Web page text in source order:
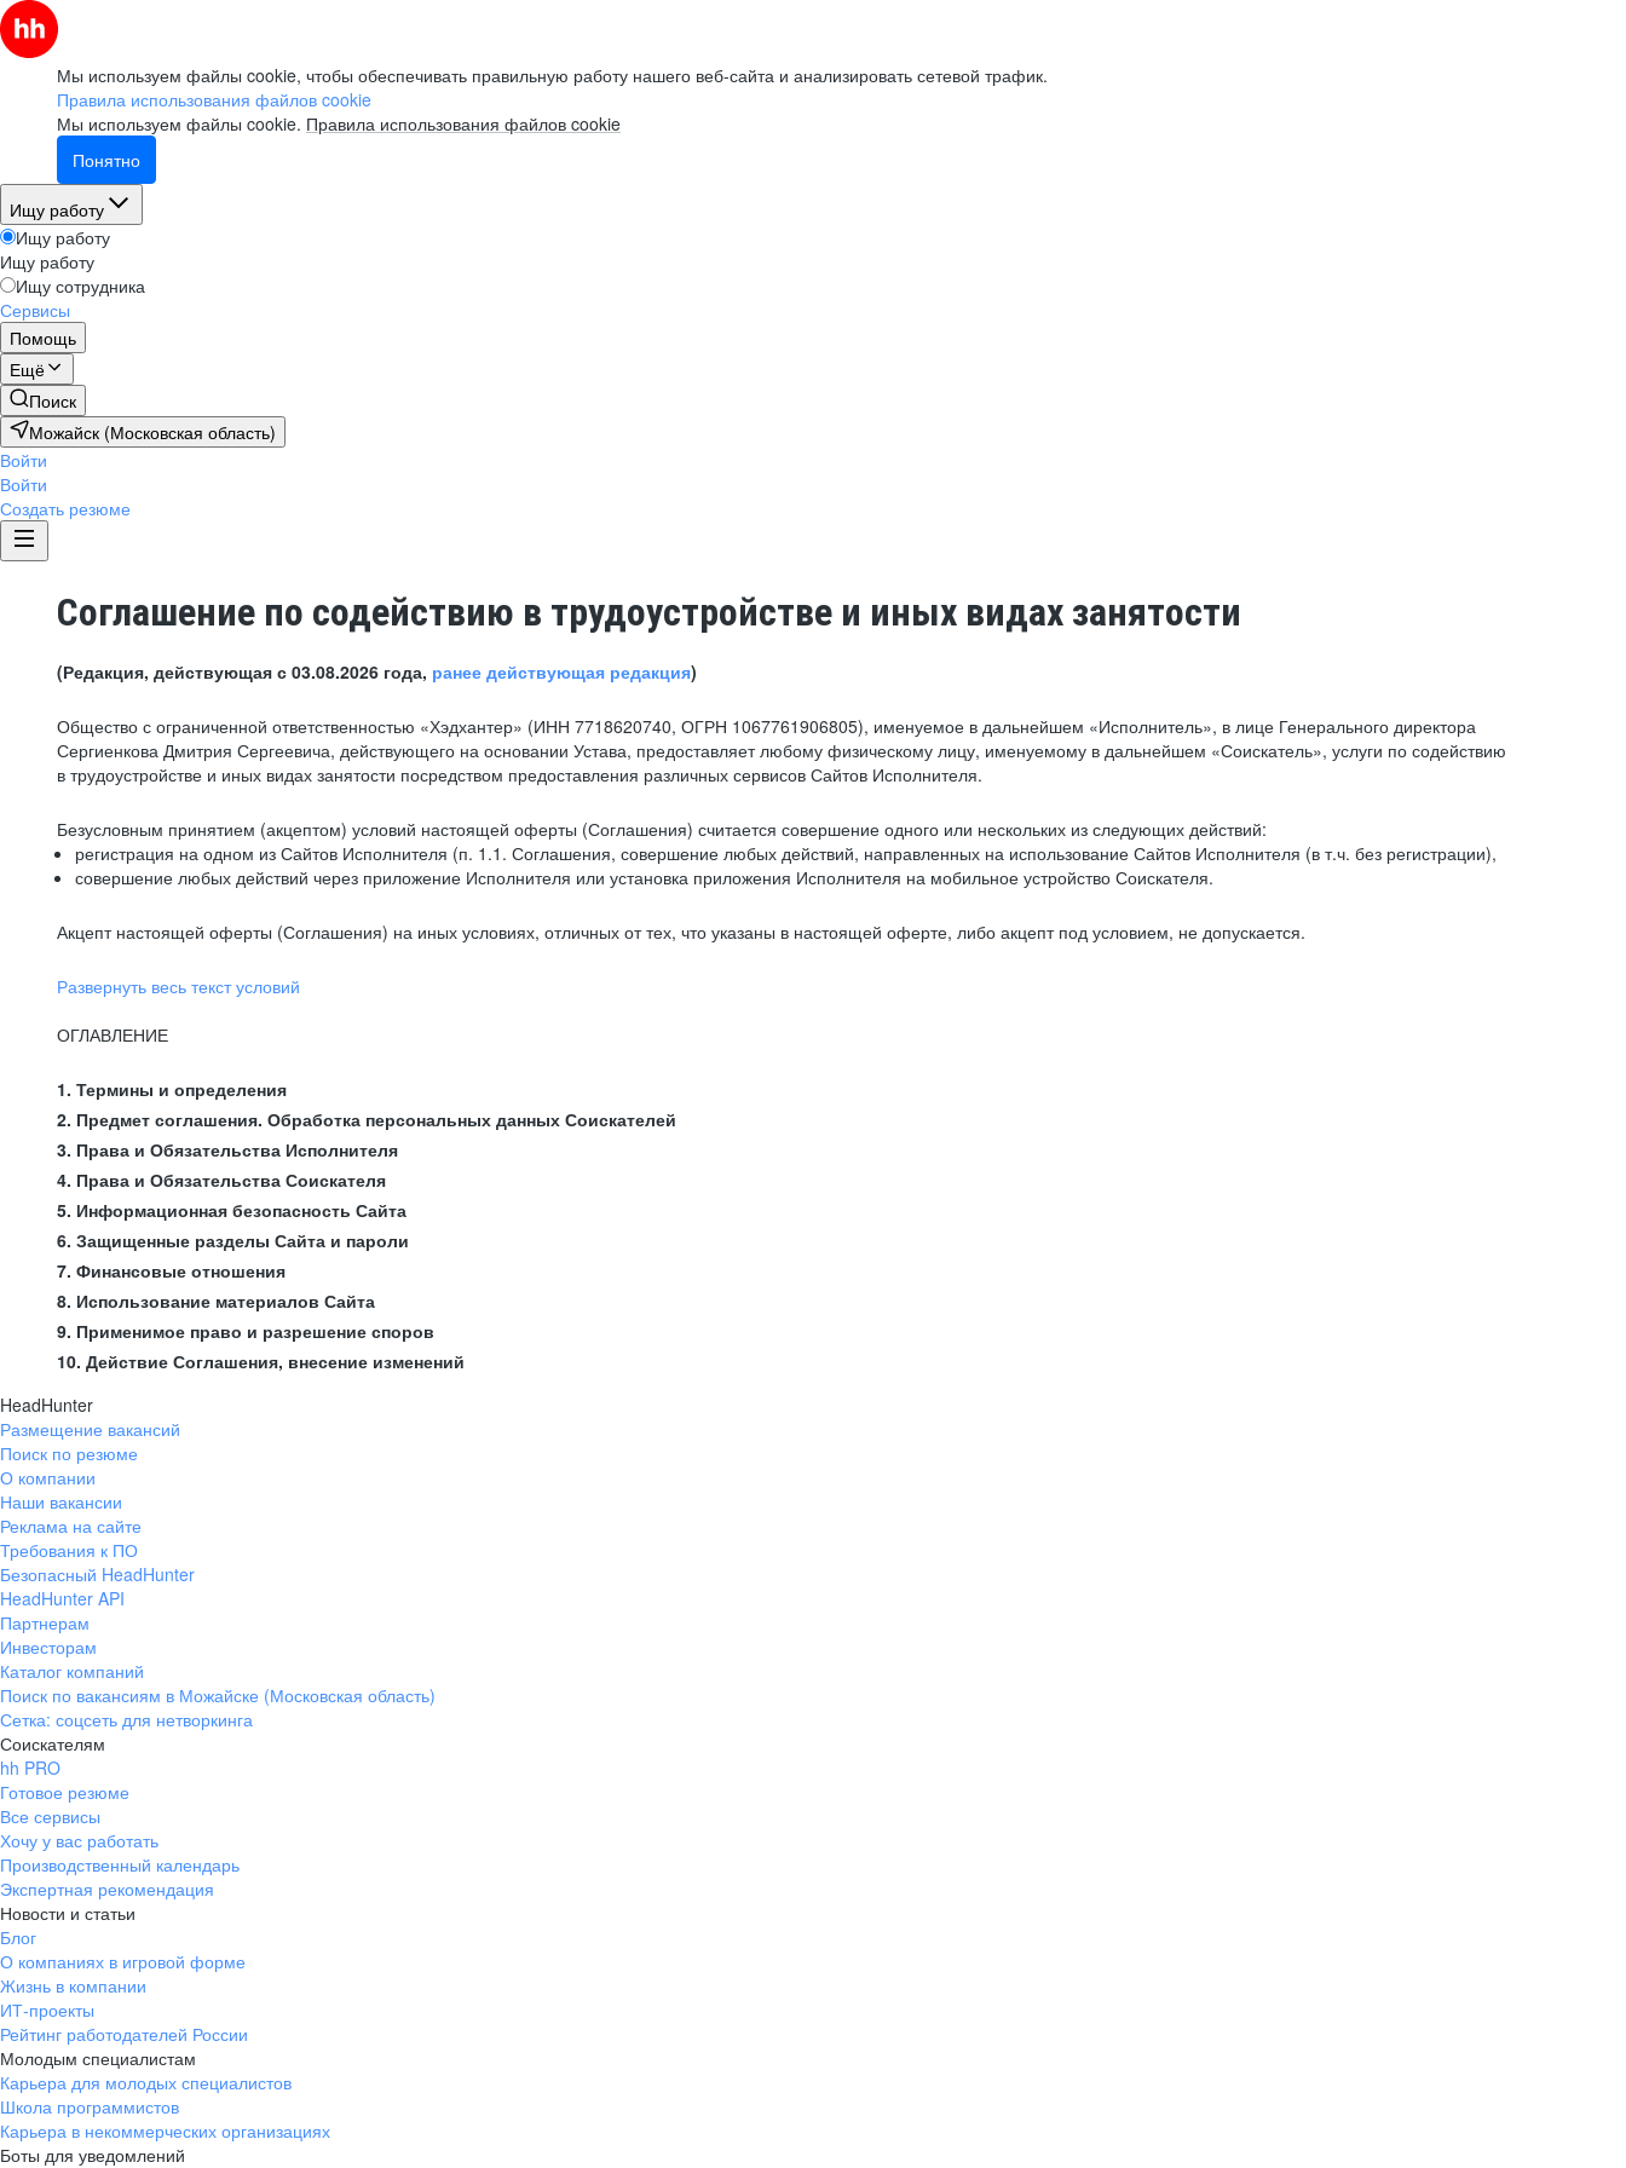
Мы используем файлы cookie, чтобы обеспечивать правильную работу нашего веб-сайта и анализировать сетевой трафик.
Правила использования файлов cookie
Мы используем файлы cookie. Правила использования файлов cookie
Понятно
Ищу работу
Ищу работу
Ищу работу
Ищу сотрудника
Сервисы
Помощь
Ещё
Поиск
Можайск (Московская область)
Войти
Войти
Создать резюме
Соглашение по содействию в трудоустройстве и иных видах занятости
(Редакция, действующая с 03.08.2026 года, ранее действующая редакция)
Общество с ограниченной ответственностью «Хэдхантер» (ИНН 7718620740, ОГРН 1067761906805), именуемое в дальнейшем «Исполнитель», в лице Генерального директора
Сергиенкова Дмитрия Сергеевича, действующего на основании Устава, предоставляет любому физическому лицу, именуемому в дальнейшем «Соискатель», услуги по содействию
в трудоустройстве и иных видах занятости посредством предоставления различных сервисов Сайтов Исполнителя.
Безусловным принятием (акцептом) условий настоящей оферты (Соглашения) считается совершение одного или нескольких из следующих действий:
регистрация на одном из Сайтов Исполнителя (п. 1.1. Соглашения, совершение любых действий, направленных на использование Сайтов Исполнителя (в т.ч. без регистрации),
совершение любых действий через приложение Исполнителя или установка приложения Исполнителя на мобильное устройство Соискателя.
Акцепт настоящей оферты (Соглашения) на иных условиях, отличных от тех, что указаны в настоящей оферте, либо акцепт под условием, не допускается.
Развернуть весь текст условий
ОГЛАВЛЕНИЕ
1. Термины и определения
2. Предмет соглашения. Обработка персональных данных Соискателей
3. Права и Обязательства Исполнителя
4. Права и Обязательства Соискателя
5. Информационная безопасность Сайта
6. Защищенные разделы Сайта и пароли
7. Финансовые отношения
8. Использование материалов Сайта
9. Применимое право и разрешение споров
10. Действие Соглашения, внесение изменений
HeadHunter
Размещение вакансий
Поиск по резюме
О компании
Наши вакансии
Реклама на сайте
Требования к ПО
Безопасный HeadHunter
HeadHunter API
Партнерам
Инвесторам
Каталог компаний
Поиск по вакансиям в Можайске (Московская область)
Сетка: соцсеть для нетворкинга
Соискателям
hh PRO
Готовое резюме
Все сервисы
Хочу у вас работать
Производственный календарь
Экспертная рекомендация
Новости и статьи
Блог
О компаниях в игровой форме
Жизнь в компании
ИТ-проекты
Рейтинг работодателей России
Молодым специалистам
Карьера для молодых специалистов
Школа программистов
Карьера в некоммерческих организациях
Боты для уведомлений